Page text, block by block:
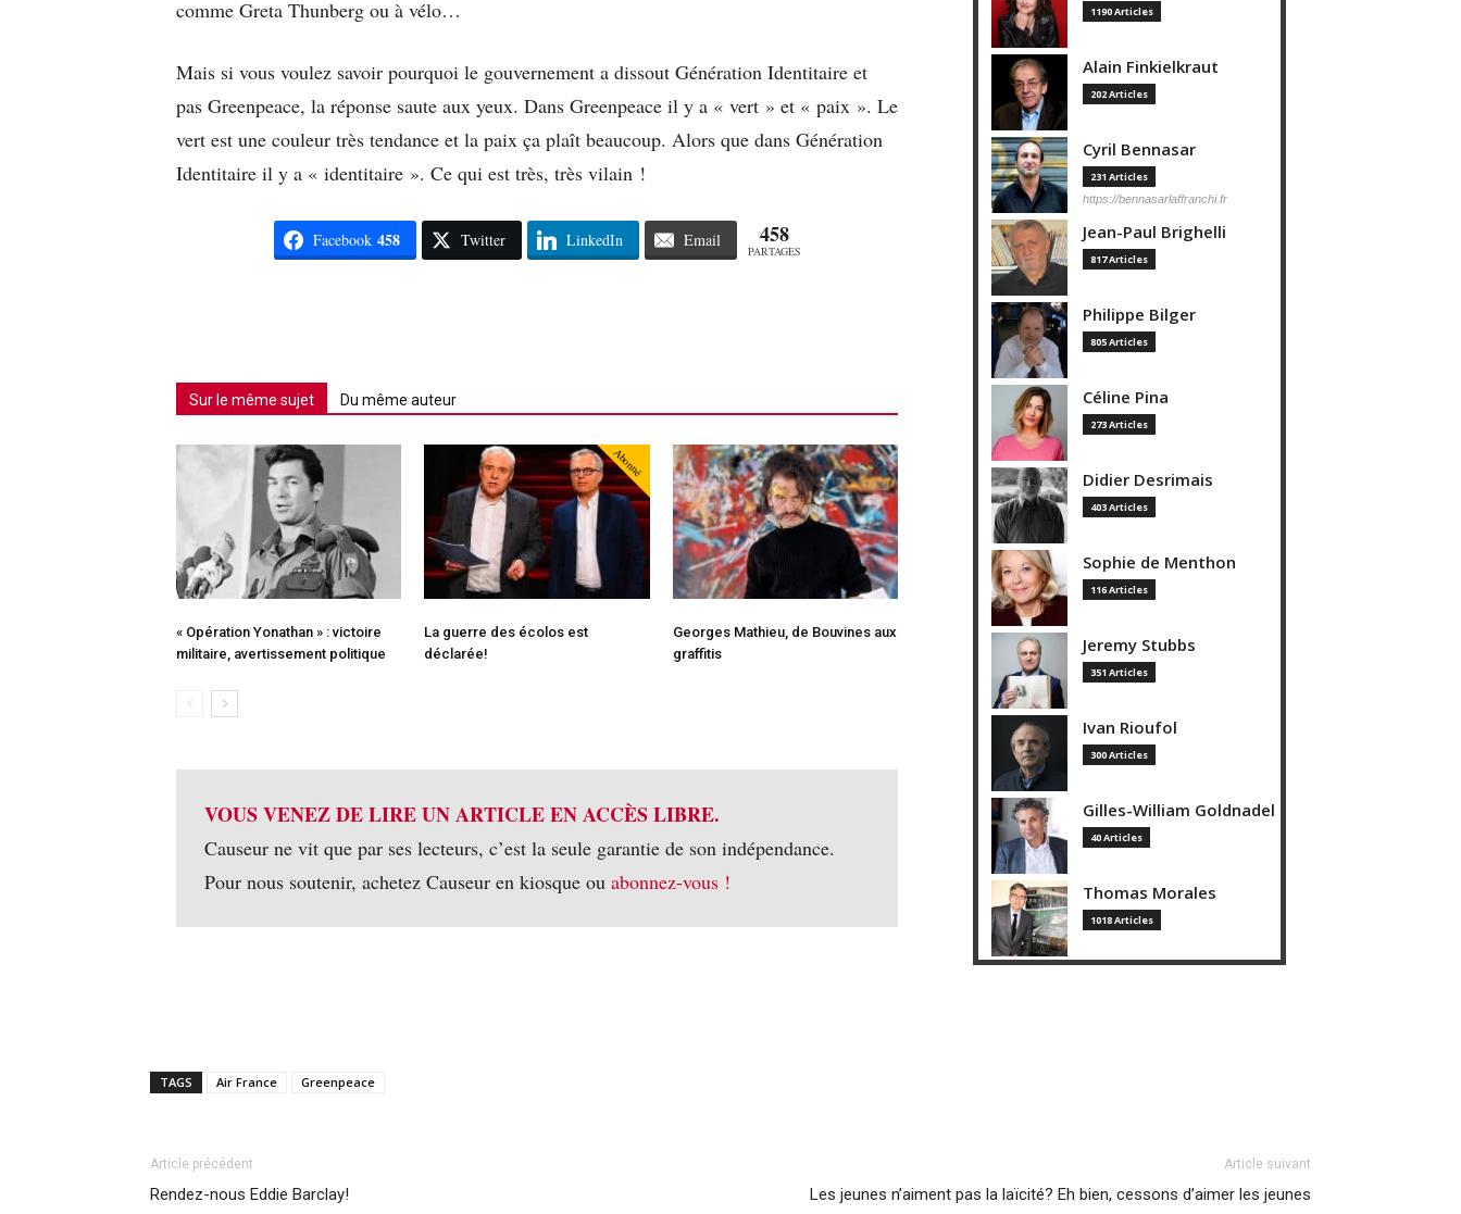
comme Greta Thunberg ou à vélo…
Mais si vous voulez savoir pourquoi le gouvernement a dissout Génération Identitaire et
pas Greenpeace, la réponse saute aux yeux. Dans Greenpeace il y a « vert » et « paix ». Le
vert est une couleur très tendance et la paix ça plaît beaucoup. Alors que dans Génération
Identitaire il y a « identitaire ». Ce qui est très, très vilain !
Facebook 458 Twitter LinkedIn Email 458
PARTAGES
Sur le même sujet Du même auteur
« Opération Yonathan » : victoire
militaire, avertissement politique
Abonné
La guerre des écolos est
déclarée!
Georges Mathieu, de Bouvines aux
graffitis
VOUS VENEZ DE LIRE UN ARTICLE EN ACCÈS LIBRE.
Causeur ne vit que par ses lecteurs, c’est la seule garantie de son indépendance.
Pour nous soutenir, achetez Causeur en kiosque ou abonnez-vous !
1190 Articles
Alain Finkielkraut
202 Articles
Cyril Bennasar
231 Articles
https://bennasarlaffranchi.fr
Jean-Paul Brighelli
817 Articles
Philippe Bilger
805 Articles
Céline Pina
273 Articles
Didier Desrimais
403 Articles
Sophie de Menthon
116 Articles
Jeremy Stubbs
351 Articles
Ivan Rioufol
300 Articles
Gilles-William Goldnadel
40 Articles
Thomas Morales
1018 Articles
TAGS Air France Greenpeace
Article précédent
Rendez-nous Eddie Barclay!
Article suivant
Les jeunes n’aiment pas la laïcité? Eh bien, cessons d’aimer les jeunes